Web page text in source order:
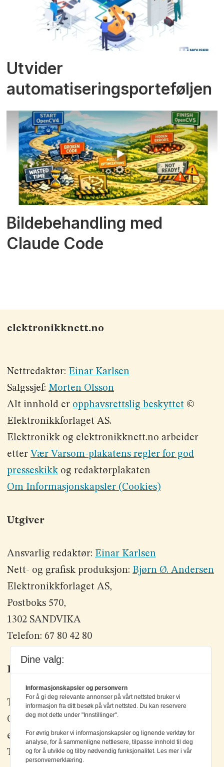
Utvider
automatiseringsporteføljen
Bildebehandling med
Claude Code
elektronikknett.no
Nettredaktør: Einar Karlsen
Salgssjef: Morten Olsson
Alt innhold er opphavsrettslig beskyttet©
Elektronikkforlaget AS.
Elektronikk og elektronikknett.no arbeider
etter Vær Varsom-plakatens regler for god
presseskikkog redaktørplakaten
Om Informasjonskapsler (Cookies)
Utgiver
Ansvarlig redaktør: Einar Karlsen
Nett- og grafisk produksjon: Bjørn Ø. Andersen
Elektronikkforlaget AS,
Postboks 570,
1302 SANDVIKA
Telefon: 67 80 42 80
Kontakt oss
Tlf: +47 67 80 42 80
Olav Brunborgs vei 6, 1396 Billingstad
epost: elektronikk@elektronikkforlaget.no
Tips oss:tips@elektronikkforlaget.no
Dine valg:
Informasjonskapsler og personvern
For å gi deg relevante annonser på vårt nettsted bruker vi
informasjon fra ditt besøk på vårt nettsted. Du kan reservere
deg mot dette under "Innstillinger".
For øvrig bruker vi informasjonskapsler og lignende verktøy for
analyse, for å sammenligne nettlesere, tilpasse innhold til deg
og for å utvikle og tilby nødvendig funksjonalitet. Les mer i vår
personvernerklæring.